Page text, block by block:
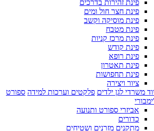
פינת זהירות בדרכים
פינת חצר חול ומים
פינת מוסיקה וקשב
פינת מטבח
פינת מרכז קניות
פינת קודש
פינת רופא
פינת תאטרון
פינת תחפושות
ציור ויצירה
משרדי לגן ילדים פלקטים וערכות למידה ספורט
אביזרי ספורט ותנועה
כדורים
מתקנים מזרנים ושטיחים